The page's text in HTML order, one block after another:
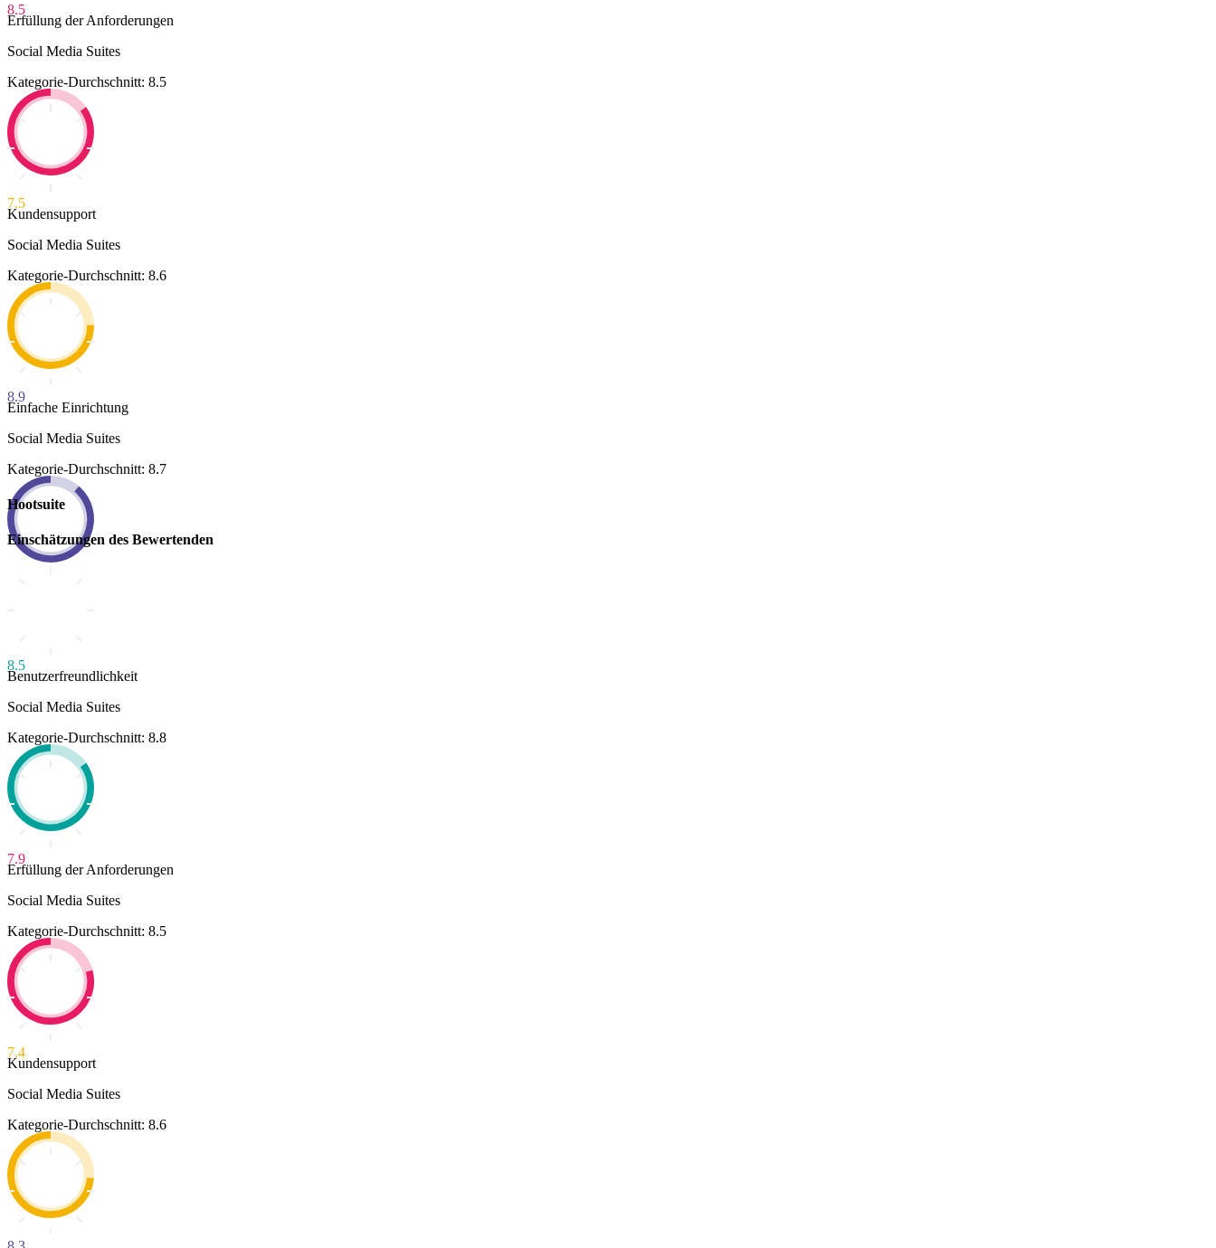
8.5
Erfüllung der Anforderungen
Social Media Suites
Kategorie-Durchschnitt: 8.5
7.5
Kundensupport
Social Media Suites
Kategorie-Durchschnitt: 8.6
8.9
Einfache Einrichtung
Social Media Suites
Kategorie-Durchschnitt: 8.7
Hootsuite
Einschätzungen des Bewertenden
8.5
Benutzerfreundlichkeit
Social Media Suites
Kategorie-Durchschnitt: 8.8
7.9
Erfüllung der Anforderungen
Social Media Suites
Kategorie-Durchschnitt: 8.5
7.4
Kundensupport
Social Media Suites
Kategorie-Durchschnitt: 8.6